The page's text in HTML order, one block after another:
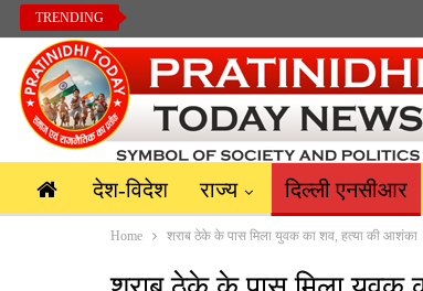
TRENDING
देश-विदेश राज्य दिल्ली एनसीआर
Home शराब ठेके के पास मिला युवक का शव, हत्या की आशंका